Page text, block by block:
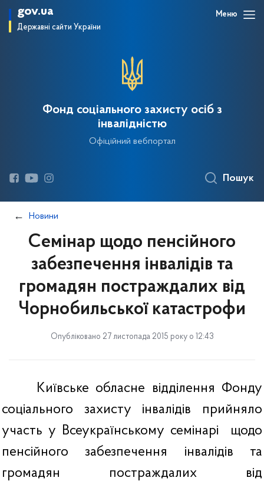
gov.ua
Державні сайти України
Меню
Фонд соціального захисту осіб з
інвалідністю
Офіційний вебпортал
Пошук
Новини
Cемінар щодо пенсійного
забезпечення інвалідів та
громадян постраждалих від
Чорнобильської катастрофи
Опубліковано 27 листопада 2015 року о 12:43
Київське обласне відділення Фонду
соціального захисту інвалідів прийняло
участь у Всеукраїнському семінарі
щодо
пенсійного забезпечення інвалідів та
громадян постраждалих від